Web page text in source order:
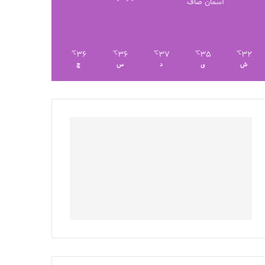
آسمان صاف
32
℃
ش
35
℃
ی
37
℃
د
36
℃
س
36
℃
چ